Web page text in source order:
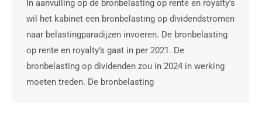
In aanvulling op de bronbelasting op rente en royalty’s
wil het kabinet een bronbelasting op dividendstromen
naar belastingparadijzen invoeren. De bronbelasting
op rente en royalty’s gaat in per 2021. De
bronbelasting op dividenden zou in 2024 in werking
moeten treden. De bronbelasting